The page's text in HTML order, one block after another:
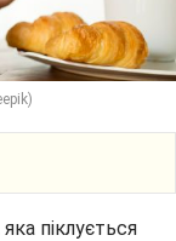
піклується